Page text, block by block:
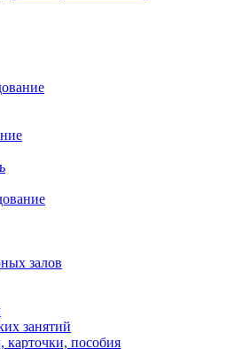
залов
занятий
карточки, пособия